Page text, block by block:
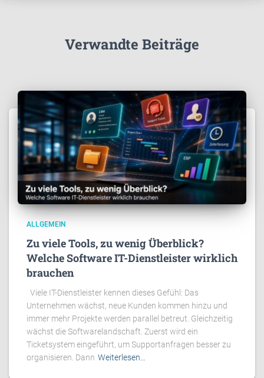
Verwandte Beiträge
ALLGEMEIN
Zu viele Tools, zu wenig Überblick?
Welche Software IT-Dienstleister wirklich
brauchen
Viele IT-Dienstleister kennen dieses Gefühl: Das
Unternehmen wächst, neue Kunden kommen hinzu und
immer mehr Projekte werden parallel betreut. Gleichzeitig
wächst die Softwarelandschaft. Zuerst wird ein
Ticketsystem eingeführt, um Supportanfragen besser zu
organisieren. Dann Weiterlesen…